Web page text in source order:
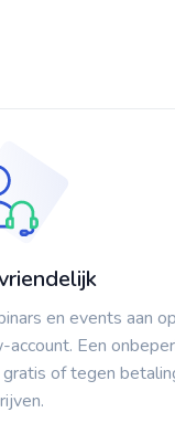
en events aan op
Een
of tegen